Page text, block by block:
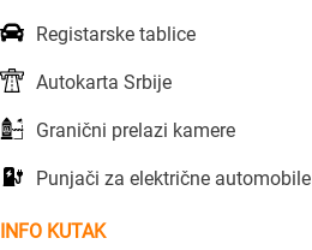
Registarske tablice
Autokarta Srbije
Granični prelazi kamere
Punjači za električne automobile
INFO KUTAK